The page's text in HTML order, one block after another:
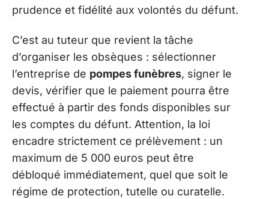
prudence et fidélité aux volontés du défunt.
C’est au tuteur que revient la tâche
d’organiser les obsèques : sélectionner
l’entreprise de pompes funèbres, signer le
devis, vérifier que le paiement pourra être
effectué à partir des fonds disponibles sur
les comptes du défunt. Attention, la loi
encadre strictement ce prélèvement : un
maximum de 5 000 euros peut être
débloqué immédiatement, quel que soit le
régime de protection, tutelle ou curatelle.